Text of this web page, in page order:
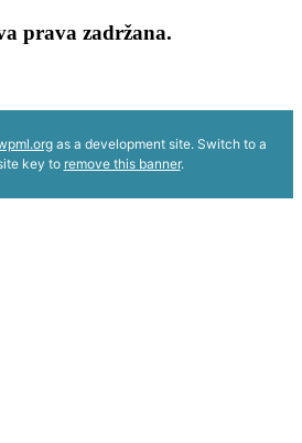
prava zadržana.
as a development site. Switch to a
key to remove this banner.